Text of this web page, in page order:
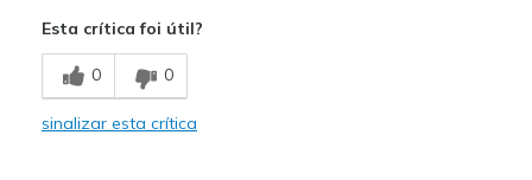
Melhores utilizações
Going Out
Esta crítica foi útil?
0 0
sinalizar esta crítica